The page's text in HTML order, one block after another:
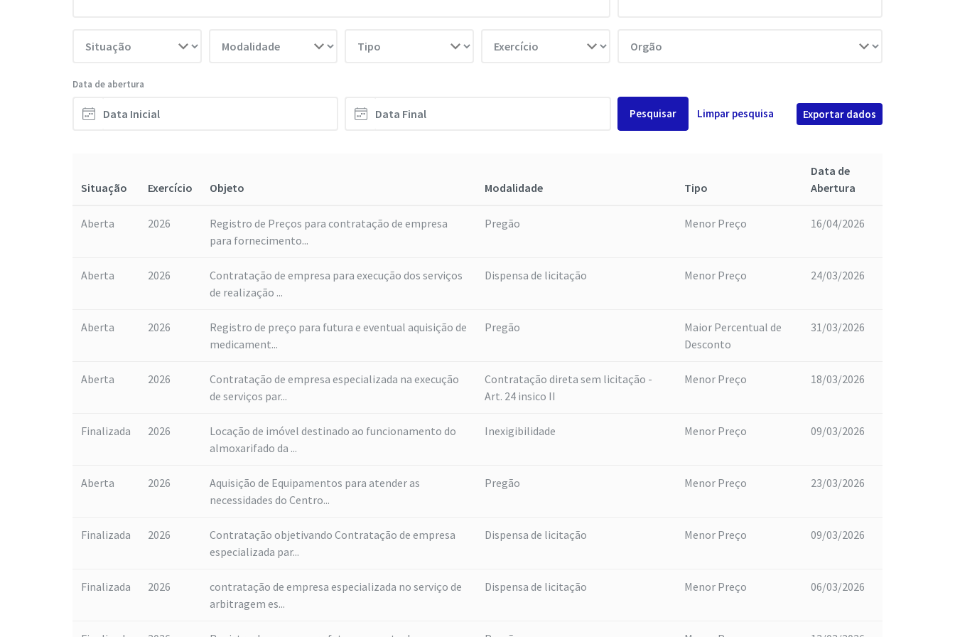
Data de abertura
Pesquisar Limpar pesquisa Exportar dados
Situação Exercício Objeto Modalidade Tipo
Data de
Abertura
Aberta 2026
Registro de Preços para contratação de empresa
para fornecimento...
Pregão Menor Preço 16/04/2026
Aberta 2026
Contratação de empresa para execução dos serviços
de realização ...
Dispensa de licitação Menor Preço 24/03/2026
Aberta 2026
Registro de preço para futura e eventual aquisição de
medicament...
Pregão
Maior Percentual de
Desconto
31/03/2026
Aberta 2026
Contratação de empresa especializada na execução
de serviços par...
Contratação direta sem licitação -
Art. 24 insico II
Menor Preço 18/03/2026
Finalizada 2026
Locação de imóvel destinado ao funcionamento do
almoxarifado da ...
Inexigibilidade Menor Preço 09/03/2026
Aberta 2026
Aquisição de Equipamentos para atender as
necessidades do Centro...
Pregão Menor Preço 23/03/2026
Finalizada 2026
Contratação objetivando Contratação de empresa
especializada par...
Dispensa de licitação Menor Preço 09/03/2026
Finalizada 2026
contratação de empresa especializada no serviço de
arbitragem es...
Dispensa de licitação Menor Preço 06/03/2026